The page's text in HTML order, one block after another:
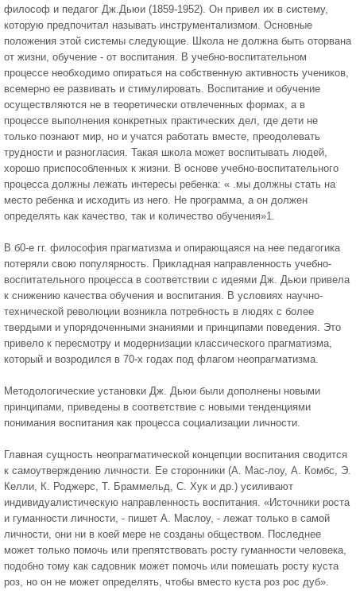
философ и педагог Дж.Дьюи (1859-1952). Он привел их в систему,
кото­рую предпочитал называть инструментализмом. Основные
положения этой системы следующие. Школа не должна быть оторвана
от жизни, обучение - от воспитания. В учебно-воспитательном
процессе необходимо опираться на собственную активность учеников,
всемерно ее развивать и стимулировать. Воспитание и обучение
осуществляются не в теоретически отвлеченных формах, а в
процессе выполнения конкретных практических дел, где дети не
только познают мир, но и учатся работать вместе, преодолевать
трудности и разногласия. Такая школа может воспитывать людей,
хорошо приспособленных к жизни. В основе учебно-воспитательного
процесса должны лежать интересы ребенка: « .мы должны стать на
место ребенка и исходить из него. Не программа, а он должен
определять как качество, так и количество обучения»1.
В б0-е гг. философия прагматизма и опирающаяся на нее педагогика
потеряли свою популярность. Прикладная направленность учебно-
воспитательного процесса в соответствии с идеями Дж. Дьюи привела
к снижению качества обучения и воспитания. В условиях научно-
технической революции возник­ла потребность в людях с более
твердыми и упорядоченными знаниями и принципами поведения. Это
привело к пересмотру и модернизации классического прагматизма,
который и возродился в 70-х годах под флагом неопрагматизма.
Методологические установки Дж. Дьюи были дополнены новыми
принципами, приведены в соответствие с новыми тен­денциями
понимания воспитания как процесса социализации личности.
Главная сущность неопрагматической концепции воспитания сводится
к самоутверждению личности. Ее сторонники (А. Мас-лоу, А. Комбс, Э.
Келли, К. Роджерс, Т. Браммельд, С. Хук и др.) усиливают
индивидуалистическую направленность вос­питания. «Источники роста
и гуманности личности, - пишет А. Маслоу, - лежат только в самой
личности, они ни в коей мере не созданы обществом. Последнее
может только помочь или препятствовать росту гуманности человека,
подобно тому как садовник может помочь или помешать росту куста
роз, но он не может определять, чтобы вместо куста роз рос дуб».